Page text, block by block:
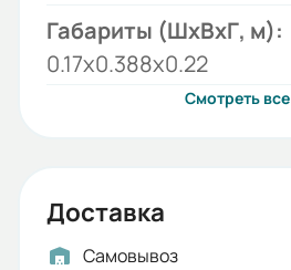
Габариты (ШхВхГ, м):
0.17x0.388x0.22
Смотреть все
Доставка
Самовывоз